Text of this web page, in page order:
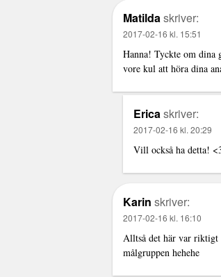
Matildaskriver:
2017-02-16 kl. 15:51
Hanna! Tyckte om dina
vore kul att höra dina
Ericaskriver:
2017-02-16 kl. 20:29
Vill också ha detta!
Karin skriver:
2017-02-16 kl. 16:10
Alltså det här var
målgruppen hehehe